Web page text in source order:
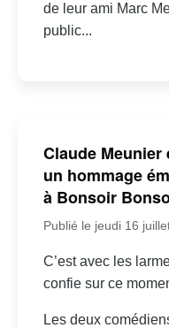
de leur ami Marc
public...
Claude
un hommage
à Bonsoir
Publié le jeudi 16
C’est avec les
confie sur ce
Les deux